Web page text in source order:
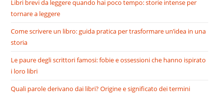
Libri brevi da leggere quando hai poco tempo: storie intense per
tornare a leggere
Come scrivere un libro: guida pratica per trasformare un’idea in una
storia
Le paure degli scrittori famosi: fobie e ossessioni che hanno ispirato
i loro libri
Quali parole derivano dai libri? Origine e significato dei termini